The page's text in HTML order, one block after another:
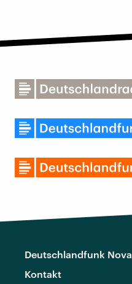
Deutschlandfunk Nova
Kontakt